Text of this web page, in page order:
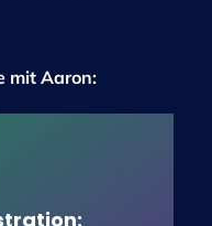
mit Aaron: